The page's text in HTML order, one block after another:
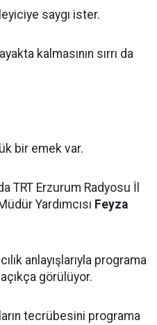
saygı ister.
kalmasının sırrı da
bir emek var.
TRT Erzurum Radyosu İl
Yardımcısı Feyza
anlayışlarıyla programa
görülüyor.
tecrübesini programa